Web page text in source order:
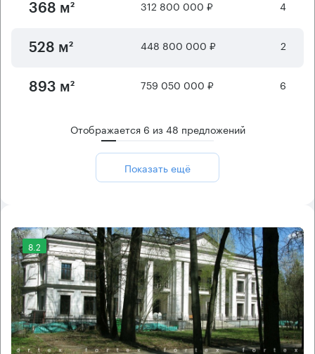
368 м² 312 800 000 ₽ 4
528 м² 448 800 000 ₽ 2
893 м² 759 050 000 ₽ 6
Отображается 6 из48 предложений
Показать ещё
8.2